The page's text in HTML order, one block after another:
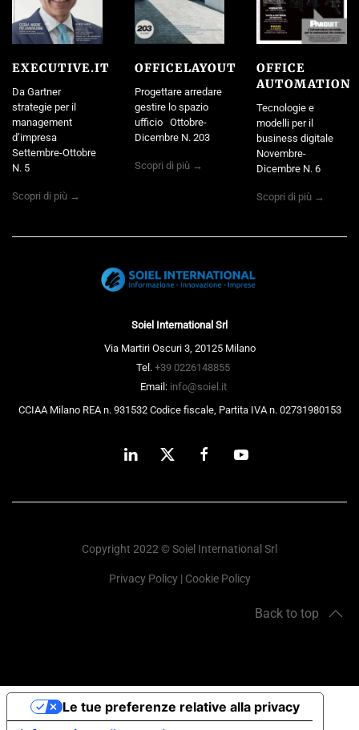
EXECUTIVE.IT
Da Gartner
strategie per il
management
d’impresa
Settembre-Ottobre
N. 5
Scopri di più →
OFFICELAYOUT
Progettare arredare
gestire lo spazio
ufficio Ottobre-
Dicembre N. 203
Scopri di più →
OFFICE
AUTOMATION
Tecnologie e
modelli per il
business digitale
Novembre-
Dicembre N. 6
Scopri di più →
Soiel International Srl
Via Martiri Oscuri 3, 20125 Milano
Tel. +39 0226148855
Email: info@soiel.it
CCIAA Milano REA n. 931532 Codice fiscale, Partita IVA n. 02731980153
Copyright 2022 © Soiel International Srl
Privacy Policy| Cookie Policy
Back to top
Le tue preferenze relative alla privacy